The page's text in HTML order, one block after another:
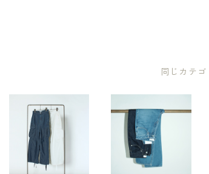
同じカテゴ